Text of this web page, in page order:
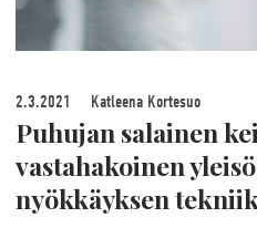
2.3.2021 Katleena Kortesuo
Puhujan salainen
vastahakoinen
nyökkäyksen